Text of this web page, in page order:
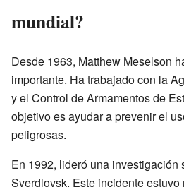
mundial?
Desde 1963, Matthew Meselson
importante. Ha trabajado con la
y el Control de Armamentos de
objetivo es ayudar a prevenir el
peligrosas.
En 1992, lideró una investigación
Sverdlovsk. Este incidente